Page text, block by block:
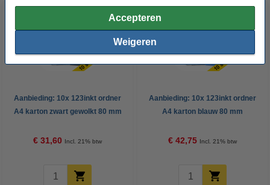
Accepteren
Weigeren
Aanbieding: 10x 123inkt ordner
A4 karton zwart gewolkt 80 mm
€ 31,60 Incl. 21% btw
Aanbieding: 10x 123inkt ordner
A4 karton blauw 80 mm
€ 42,75 Incl. 21% btw